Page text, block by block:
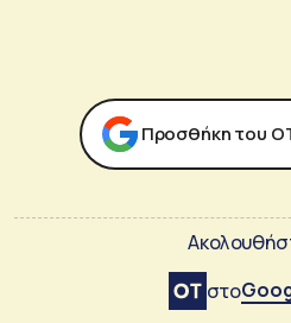
Προσθήκη του
στο